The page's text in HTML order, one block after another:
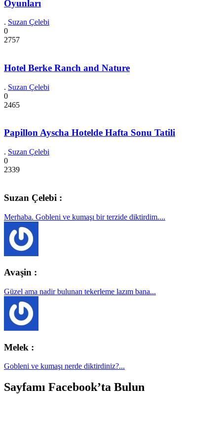
Oyunları
. Suzan Çelebi
0
2757
Hotel Berke Ranch and Nature
. Suzan Çelebi
0
2465
Papillon Ayscha Hotelde Hafta Sonu Tatili
. Suzan Çelebi
0
2339
Suzan Çelebi :
Merhaba. Gobleni ve kumaşı bir terzide diktirdim....
Avaşin :
Güzel ama nadir bulunan tekerleme lazım bana...
Melek :
Gobleni ve kumaşı nerde diktirdiniz?...
Sayfamı Facebook’ta Bulun